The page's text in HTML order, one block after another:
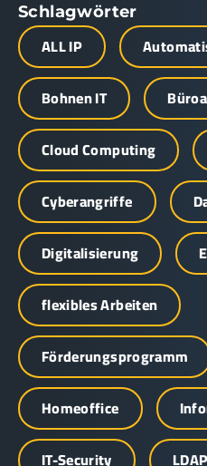
Schlagwörter
ALL IP
Bohnen IT
Cloud Computing
Cyberangriffe
Digitalisierung
flexibles Arbeiten
Förderungsprogramm
Homeoffice
IT-Security